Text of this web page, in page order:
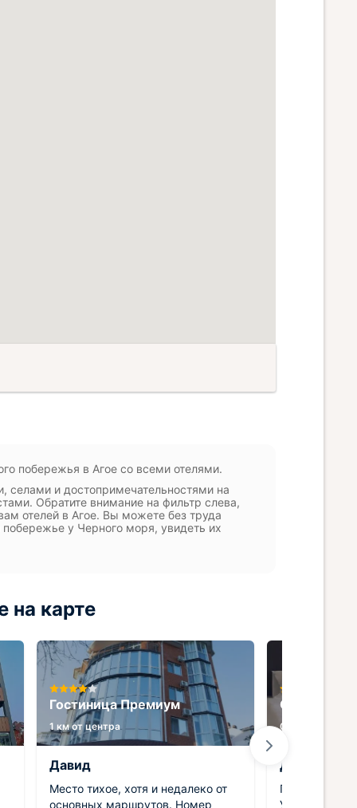
побережья в Агое со всеми отелями.
селами и достопримечательностями на
Обратите внимание на фильтр слева,
отелей в Агое. Вы можете без труда
у Черного моря, увидеть их
на карте
Гостиница Премиум
1 км от центра
Давид
Место тихое, хотя и недалеко от
основных маршрутов. Номер
Отель Дача
0.8 км от
Дмитрий
Приятное
Удобно